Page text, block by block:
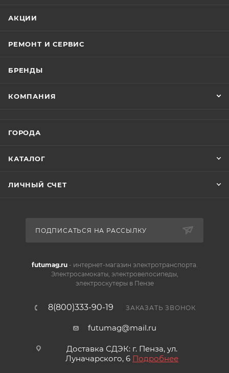
АКЦИИ
РЕМОНТ И СЕРВИС
БРЕНДЫ
КОМПАНИЯ
ГОРОДА
КАТАЛОГ
ЛИЧНЫЙ СЧЕТ
ПОДПИСАТЬСЯ НА РАССЫЛКУ
futumag.ru- интернет-магазин электротранспорта.
Электросамокаты, электровелосипеды,
электроскутеры в Пензе
8(800)333-90-19 ЗАКАЗАТЬ ЗВОНОК
futumag@mail.ru
Доставка СДЭК: г. Пенза, ул.
Луначарского, 6 Подробнее